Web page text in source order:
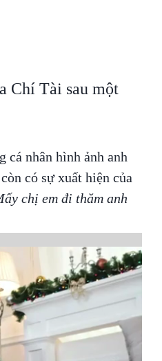
Chí Tài sau một
cá nhân hình ảnh anh
có sự xuất hiện của
chị em đi thăm anh